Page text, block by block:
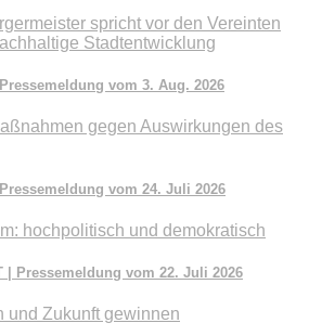
spricht vor den Vereinten
Stadtentwicklung
vom 3. Aug. 2026
gegen Auswirkungen des
vom 24. Juli 2026
hochpolitisch und demokratisch
| Pressemeldung vom 22. Juli 2026
und Zukunft gewinnen